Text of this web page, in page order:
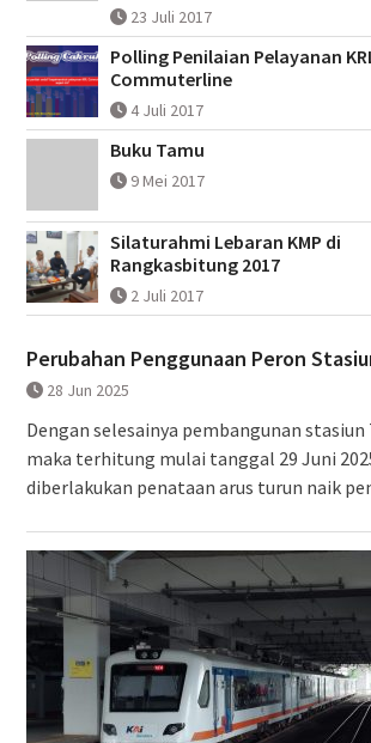
23 Juli 2017
Polling Penilaian Pelayanan
Commuterline
4 Juli 2017
Buku Tamu
9 Mei 2017
Silaturahmi Lebaran KMP di
Rangkasbitung 2017
2 Juli 2017
Perubahan Penggunaan Peron
28 Jun 2025
Dengan selesainya pembangunan stasiun
maka terhitung mulai tanggal 29 Juni
diberlakukan penataan arus turun naik